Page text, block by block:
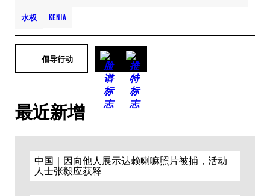
水权 KENIA
倡导行动
最近新增
中国｜因向他人展示达赖喇嘛照片被捕，活动
人士张毅应获释